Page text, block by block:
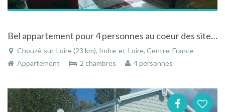
Bel appartement pour 4 personnes au coeur des sites touristique de l'Indre et Loire
Chouzé-sur-Loire (23 km), Indre-et-Loire, Centre, France
Appartement
2 chambres 4 personnes